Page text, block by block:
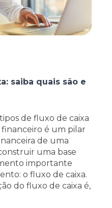
saiba quais são e
de fluxo de caixa
é um pilar
de uma
uma base
importante
o fluxo de caixa.
do fluxo de caixa é,